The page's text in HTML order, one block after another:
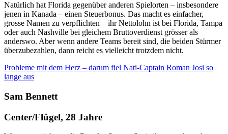
Natürlich hat Florida gegenüber anderen Spielorten – insbesondere
jenen in Kanada – einen Steuerbonus. Das macht es einfacher,
grosse Namen zu verpflichten – ihr Nettolohn ist bei Florida, Tampa
oder auch Nashville bei gleichem Bruttoverdienst grösser als
anderswo. Aber wenn andere Teams bereit sind, die beiden Stürmer
überzubezahlen, dann reicht es vielleicht trotzdem nicht.
Probleme mit dem Herz – darum fiel Nati-Captain Roman Josi so
lange aus
Sam Bennett
Center/Flügel, 28 Jahre